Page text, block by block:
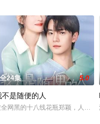
24集 5.0
不是随便的人
网黑的十八线花瓶郑颖，人生